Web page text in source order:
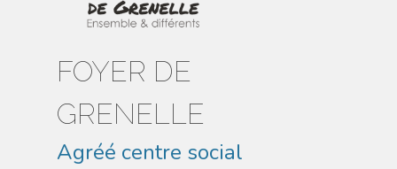
FOYER DE
GRENELLE
Agréé centre social